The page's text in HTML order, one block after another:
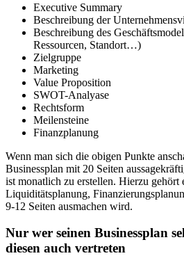
Executive Summary
Beschreibung der
Beschreibung des
Ressourcen, Standort…)
Zielgruppe
Marketing
Value Proposition
SWOT-Analyase
Rechtsform
Meilensteine
Finanzplanung
Wenn man sich die obigen Punkte
Businessplan mit 20 Seiten
ist monatlich zu erstellen. Hierzu gehört
Liquiditätsplanung,
9-12 Seiten ausmachen wird.
Nur wer seinen Businessplan
diesen auch vertreten